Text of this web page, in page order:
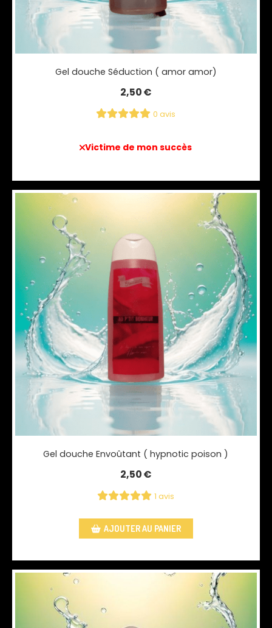
Gel douche Séduction ( amor amor)
2,50€
0 avis
Victime de mon succès
Gel douche Envoûtant ( hypnotic poison )
2,50€
1 avis
AJOUTER AU PANIER